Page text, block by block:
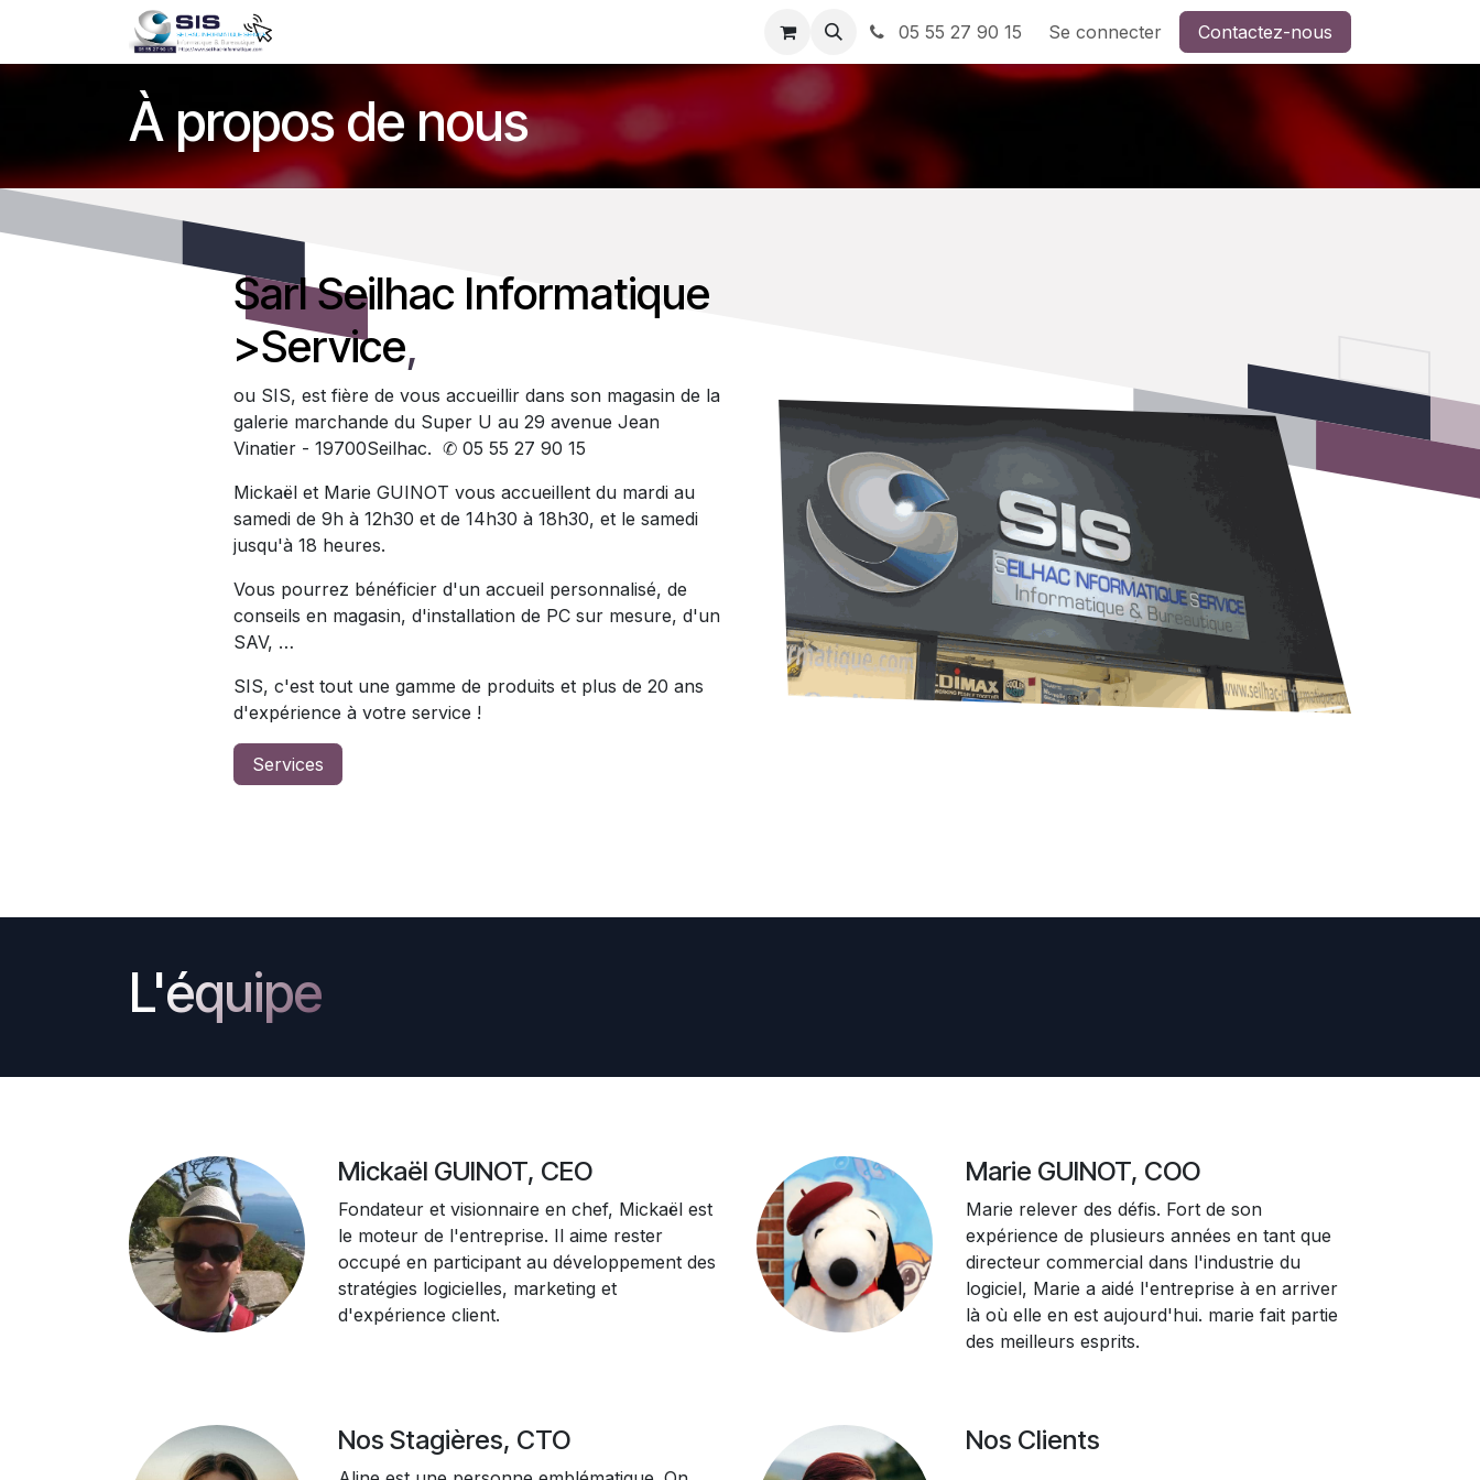
Se rendre au contenu
Nos Bons plans 05 55 27 90 15 Se connecter Contactez-nous
À propos de nous
Sarl Seilhac Informatique
>Service,
ou SIS, est fière de vous accueillir dans son magasin de la
galerie marchande du Super U au 29 avenue Jean
Vinatier - 19700Seilhac. ✆ 05 55 27 90 15
Mickaël et Marie GUINOT vous accueillent du mardi au
samedi de 9h à 12h30 et de 14h30 à 18h30, et le samedi
jusqu'à 18 heures.
Vous pourrez bénéficier d'un accueil personnalisé, de
conseils en magasin, d'installation de PC sur mesure, d'un
SAV, …
SIS, c'est tout une gamme de produits et plus de 20 ans
d'expérience à votre service !
Services
L'équipe
Mickaël GUINOT, CEO
Fondateur et visionnaire en chef, Mickaël est
le moteur de l'entreprise. Il aime rester
occupé en participant au développement des
stratégies logicielles, marketing et
d'expérience client.
Marie GUINOT, COO
Marie relever des défis. Fort de son
expérience de plusieurs années en tant que
directeur commercial dans l'industrie du
logiciel, Marie a aidé l'entreprise à en arriver
là où elle en est aujourd'hui. marie fait partie
des meilleurs esprits.
Nos Stagières, CTO Nos Clients